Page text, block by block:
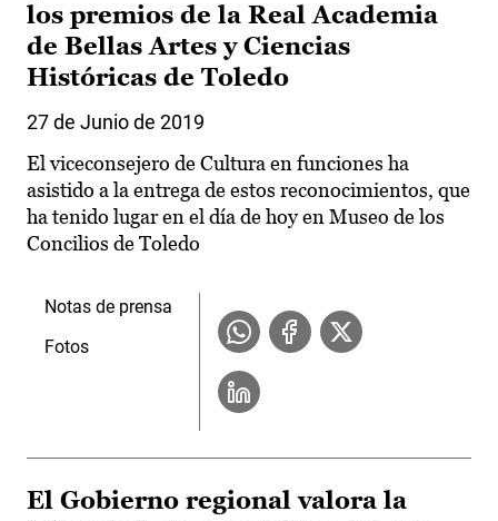
los premios de la Real Academia
de Bellas Artes y Ciencias
Históricas de Toledo
27 de Junio de 2019
El viceconsejero de Cultura en funciones ha
asistido a la entrega de estos reconocimientos, que
ha tenido lugar en el día de hoy en Museo de los
Concilios de Toledo
Notas de prensa
Fotos
El Gobierno regional valora la